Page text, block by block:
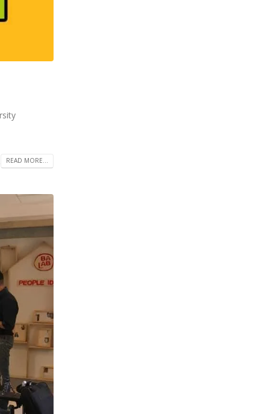
READ MORE...